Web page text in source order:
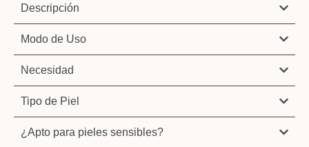
Descripción
Modo de Uso
Necesidad
Tipo de Piel
¿Apto para pieles sensibles?